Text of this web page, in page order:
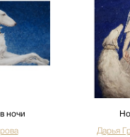
ночи
Дарья